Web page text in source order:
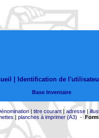
| Identification de
Base Inventaire
| titre courant | adresse |
| planches à imprimer (A3) -